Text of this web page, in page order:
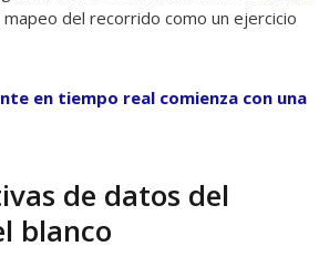
del recorrido como un ejercicio
en tiempo real comienza con una
de datos del
blanco